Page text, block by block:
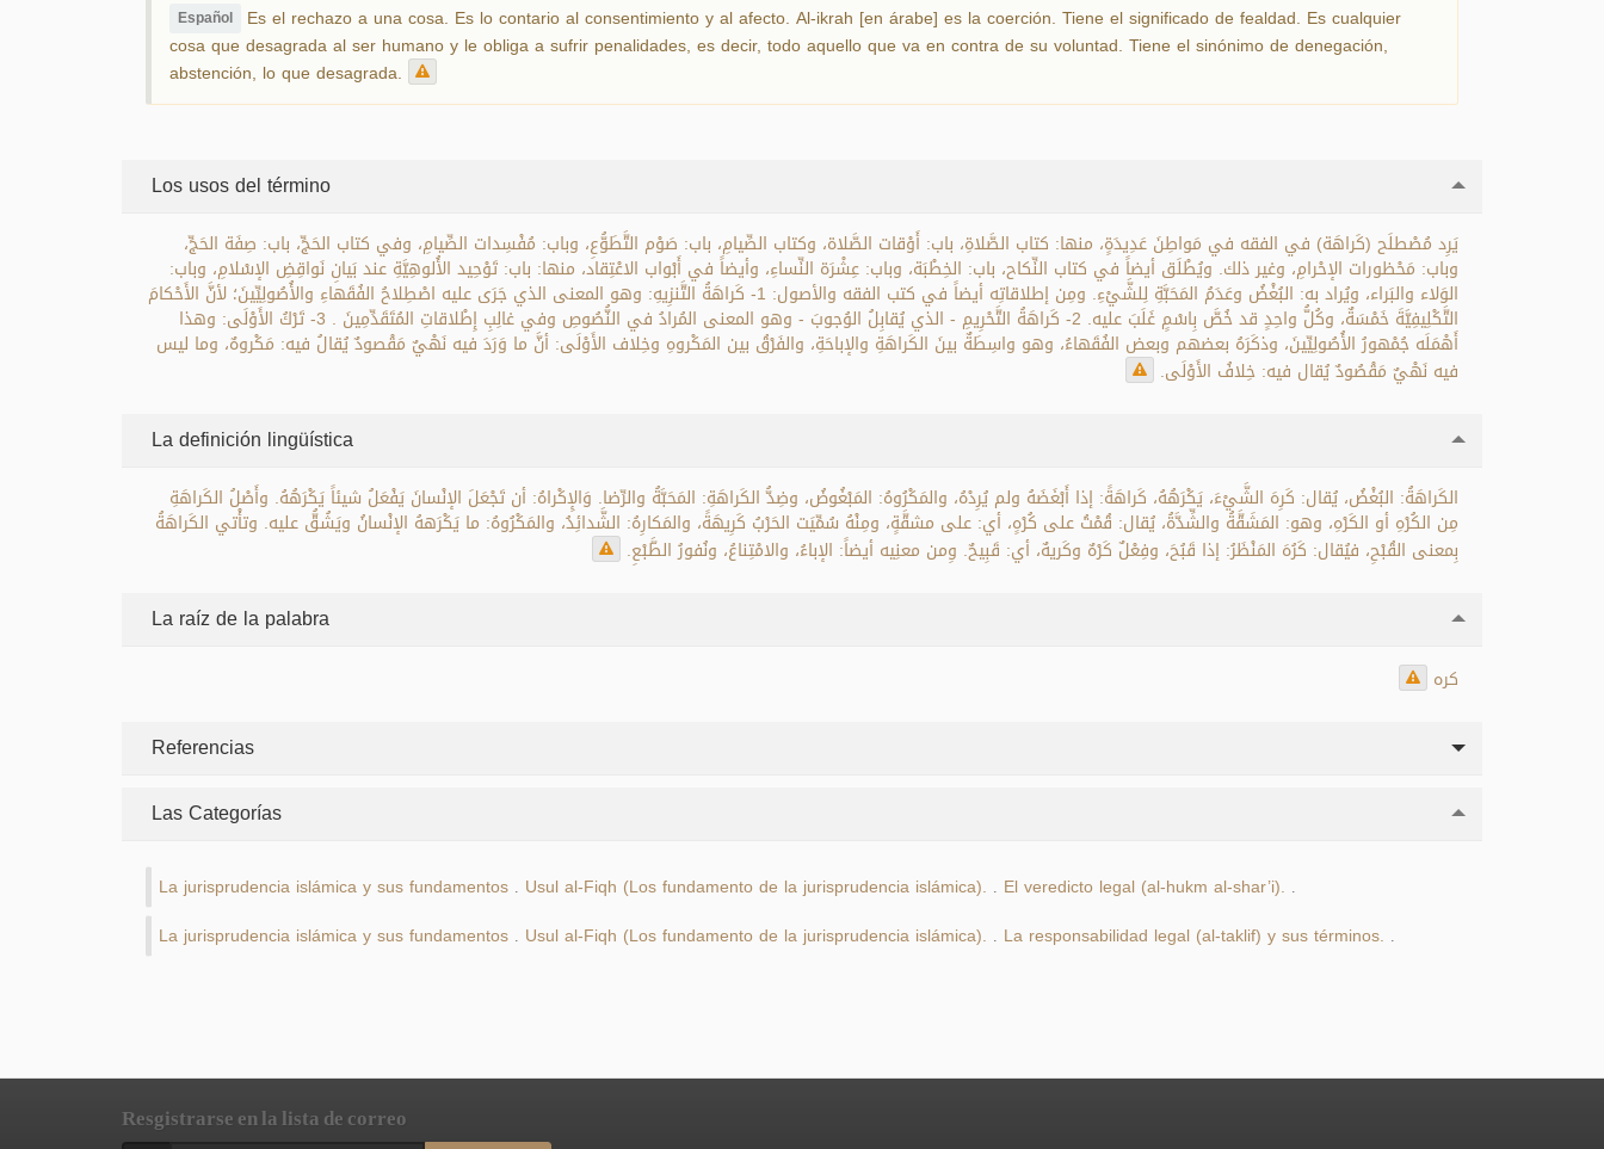
Español Es el rechazo a una cosa. Es lo contario al consentimiento y al afecto. Al-ikrah [en árabe] es la coerción. Tiene el significado de fealdad. Es cualquier
cosa que desagrada al ser humano y le obliga a sufrir penalidades, es decir, todo aquello que va en contra de su voluntad. Tiene el sinónimo de denegación,
abstención, lo que desagrada.
Los usos del término
يَرِد مُصْطلَح (كَراهَة) في الفقه في مَواطِنَ عَدِيدَةٍ، منها: كتاب الصَّلاةِ، باب: أَوْقات الصَّلاة، وكتاب الصِّيامِ، باب: صَوْم التَّطَوُّعِ، وباب: مُفْسِدات الصِّيامِ، وفي كتاب الحَجِّ، باب: صِفَة الحَجِّ،
وباب: مَحْظورات الإحْرامِ، وغير ذلك. ويُطْلَق أيضاً في كتاب النِّكاح، باب: الخِطْبَة، وباب: عِشْرَة النِّساءِ، وأيضاً في أَبْواب الاعْتِقاد، منها: باب: تَوْحِيد الأُلوهِيَّةِ عند بَيانِ نَواقِضِ الإسْلامِ، وباب:
الوَلاء والبَراء، ويُراد به: البُغْضُ وعَدَمُ المَحَبَّةِ لِلشَّيْءِ. ومِن إطلاقاتِه أيضاً في كتب الفقه والأصول: 1- كَراهَةُ التَّنزِيهِ: وهو المعنى الذي جَرَى عليه اصْطِلاحُ الفُقَهاءِ والأُصُولِيِّينَ؛ لأنَّ الأَحْكامَ
التَّكْلِيفِيَّةَ خَمْسَةٌ، وكُلُّ واحِدٍ قد خُصَّ بِاسْمٍ غَلَبَ عليه. 2- كَراهَةُ التَّحْرِيمِ - الذي يُقابِلُ الوُجوبَ - وهو المعنى المُرادُ في النُّصُوصِ وفي غالِبِ إِطْلاقاتِ المُتَقَدِّمِينَ . 3- تَرْكُ الأَوْلَى: وهذا
أَهْمَلَه جُمْهورُ الأُصُولِيِّينَ، وذكَرَهُ بعضهم وبعض الفُقَهاءُ، وهو واسِطَةٌ بينَ الكَراهَةِ والإباحَةِ، والفَرْقُ بين المَكْروهِ وخِلاف الأَوْلَى: أنَّ ما وَرَدَ فيه نَهْيٌ مَقْصودٌ يُقالُ فيه: مَكْروهٌ، وما ليس
فيه نَهْيٌ مَقْصُودٌ يُقال فيه: خِلافُ الأَوْلَى.
La definición lingüística
الكَراهَةُ: البُغْضُ، يُقال: كَرِهَ الشَّيْءَ، يَكْرَهُهُ، كَراهَةً: إذا أَبْغَضَهُ ولم يُرِدْهُ، والمَكْرُوهُ: المَبْغُوضُ، وضِدُّ الكَراهَةِ: المَحَبَّةُ والرِّضا. وَالإِكْراهُ: أن تَجْعَلَ الإنْسانَ يَفْعَلُ شيئاً يَكْرَهُهُ. وأَصْلُ الكَراهَةِ
مِن الكُرْهِ أو الكَرْهِ، وهو: المَشَقَّةُ والشِّدَّةُ، يُقال: قُمْتُ على كُرْهٍ، أي: على مشقَّةٍ، ومِنْهُ سُمِّيَت الحَرْبُ كَرِيهَةً، والمَكارِهُ: الشَّدائِدُ، والمَكْرُوهُ: ما يَكْرَههُ الإنْسانُ ويَشُقُّ عليه. وتأْتي الكَراهَةُ
بِمعنى القُبْحِ، فيُقال: كَرُهَ المَنْظَرُ: إذا قَبُحَ، وفِعْلٌ كَرْهٌ وكَريهٌ، أي: قَبِيحٌ. وِمن معنِيه أيضاً: الإباءُ، والامْتِناعُ، ونُفورُ الطَّبْعِ.
La raíz de la palabra
كره
Referencias
Las Categorías
La jurisprudencia islámica y sus fundamentos Usul al-Fiqh (Los fundamento de la jurisprudencia islámica). El veredicto legal (al-hukm al-shar’i).
La jurisprudencia islámica y sus fundamentos Usul al-Fiqh (Los fundamento de la jurisprudencia islámica). La responsabilidad legal (al-taklif) y sus términos.
Resgistrarse en la lista de correo